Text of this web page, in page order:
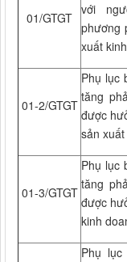
01/GTGT
với
phương
xuất
01-2/GTGT
Phụ lục
tăng
được
sản
01-3/GTGT
Phụ lục
tăng
được
kinh
Phụ